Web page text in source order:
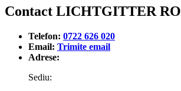
Contact LICHTGITTER RO
Telefon: 0722 626 020
Email: Trimite email
Adrese:
Sediu: